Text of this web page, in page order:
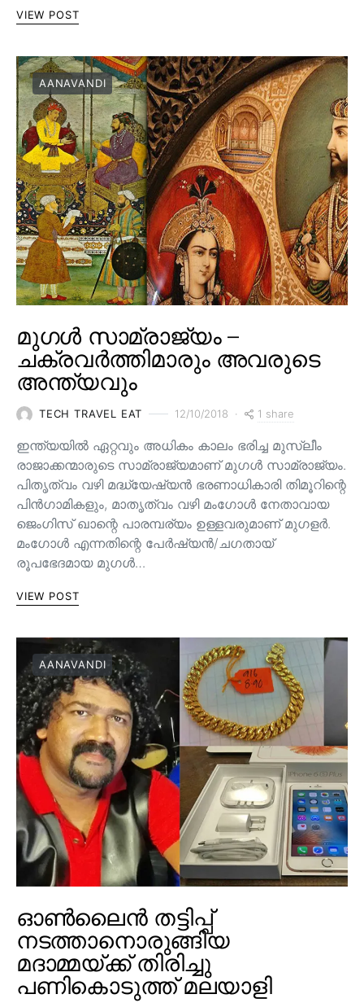
VIEW POST
AANAVANDI
മുഗൾ സാമ്രാജ്യം –
ചക്രവർത്തിമാരും അവരുടെ
അന്ത്യവും
TECH TRAVEL EAT 12/10/2018 1 share
ഇന്ത്യയിൽ ഏറ്റവും അധികം കാലം ഭരിച്ച മുസ്ലീം
രാജാക്കന്മാരുടെ സാമ്രാജ്യമാണ് മുഗൾ സാമ്രാജ്യം.
പിതൃത്വം വഴി മദ്ധ്യേഷ്യൻ ഭരണാധികാരി തിമൂറിന്റെ
പിൻ‌ഗാമികളും, മാതൃത്വം വഴി മംഗോൾ നേതാവായ
ജെംഗിസ് ഖാന്റെ പാരമ്പര്യം ഉള്ളവരുമാണ്‌ മുഗളർ.
മംഗോൾ എന്നതിന്റെ പേർഷ്യൻ/ചഗതായ്
രൂപഭേദമായ മുഗൾ…
VIEW POST
AANAVANDI
ഓൺലൈൻ തട്ടിപ്പ്
നടത്താനൊരുങ്ങിയ
മദാമ്മയ്ക്ക് തിരിച്ചു
പണികൊടുത്ത് മലയാളി